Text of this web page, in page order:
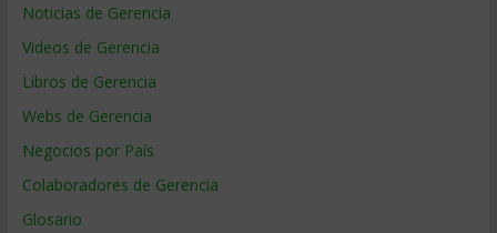
Noticias de Gerencia
Videos de Gerencia
Libros de Gerencia
Webs de Gerencia
Negocios por País
Colaboradores de Gerencia
Glosario